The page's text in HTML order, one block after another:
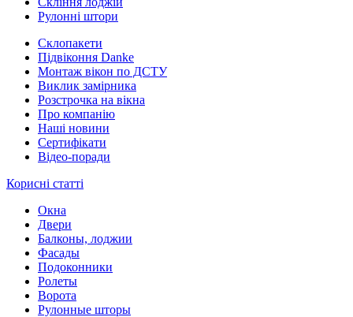
Рулонні штори
Склопакети
Підвіконня Danke
Монтаж вікон по ДСТУ
Виклик замірника
Розстрочка на вікна
Про компанію
Наші новини
Сертифікати
Відео-поради
Корисні статті
Окна
Двери
Балконы, лоджии
Фасады
Подоконники
Ролеты
Ворота
Рулонные шторы